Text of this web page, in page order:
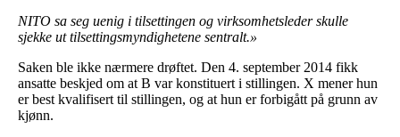
NITO sa seg uenig i tilsettingen og virksomhetsleder skulle
sjekke ut tilsettingsmyndighetene sentralt.»
Saken ble ikke nærmere drøftet. Den 4. september 2014 fikk
ansatte beskjed om at B var konstituert i stillingen. X mener hun
er best kvalifisert til stillingen, og at hun er forbigått på grunn av
kjønn.